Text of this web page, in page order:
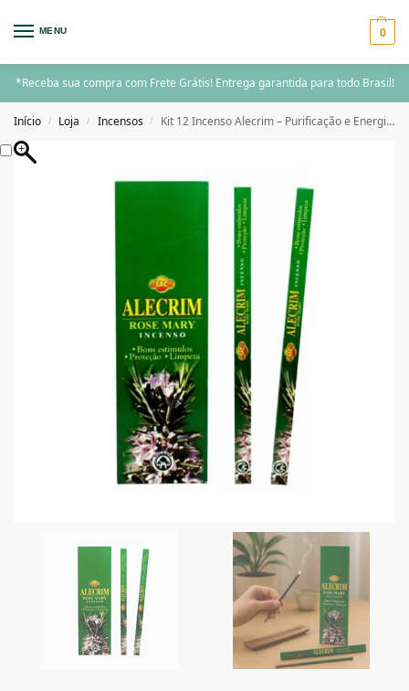
MENU 0
*Receba sua compra com Frete Grátis! Entrega garantida para todo Brasil!
Início / Loja / Incensos / Kit 12 Incenso Alecrim – Purificação e Energia Positiva